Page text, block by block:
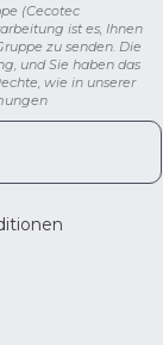
(Cecotec
ist es, Ihnen
zu senden. Die
und Sie haben das
wie in unserer